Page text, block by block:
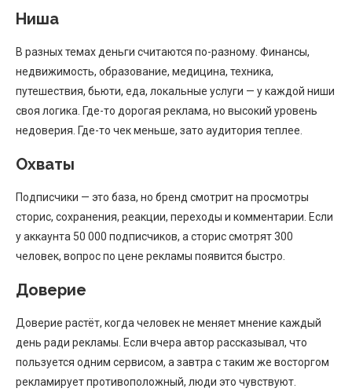
Ниша
В разных темах деньги считаются по-разному. Финансы,
недвижимость, образование, медицина, техника,
путешествия, бьюти, еда, локальные услуги — у каждой ниши
своя логика. Где-то дорогая реклама, но высокий уровень
недоверия. Где-то чек меньше, зато аудитория теплее.
Охваты
Подписчики — это база, но бренд смотрит на просмотры
сторис, сохранения, реакции, переходы и комментарии. Если
у аккаунта 50 000 подписчиков, а сторис смотрят 300
человек, вопрос по цене рекламы появится быстро.
Доверие
Доверие растёт, когда человек не меняет мнение каждый
день ради рекламы. Если вчера автор рассказывал, что
пользуется одним сервисом, а завтра с таким же восторгом
рекламирует противоположный, люди это чувствуют.